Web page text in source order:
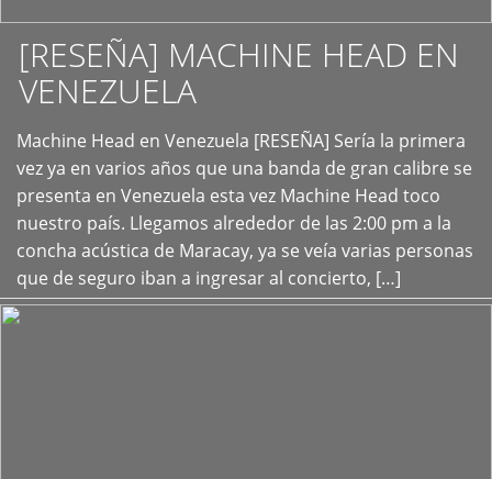
[RESEÑA] MACHINE HEAD EN
VENEZUELA
Machine Head en Venezuela [RESEÑA] Sería la primera
vez ya en varios años que una banda de gran calibre se
presenta en Venezuela esta vez Machine Head toco
nuestro país. Llegamos alrededor de las 2:00 pm a la
concha acústica de Maracay, ya se veía varias personas
que de seguro iban a ingresar al concierto, […]
+